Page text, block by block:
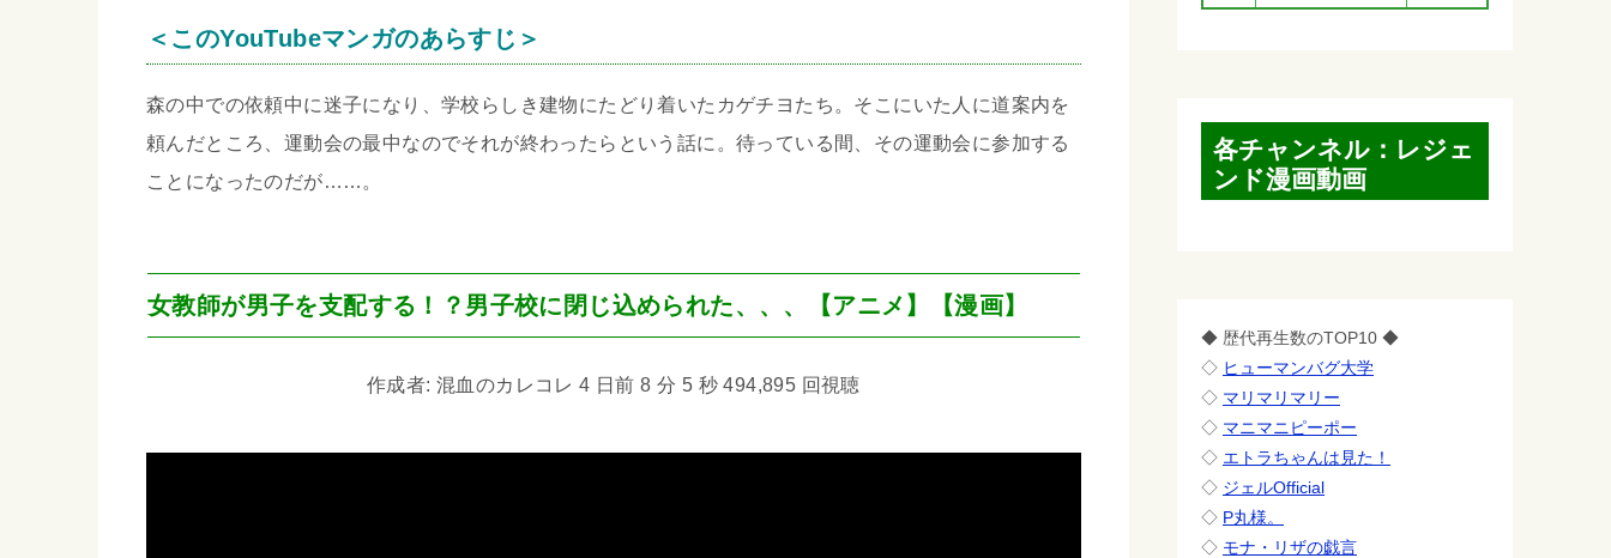
＜このYouTubeマンガのあらすじ＞
森の中での依頼中に迷子になり、学校らしき建物にたどり着いたカゲチヨたち。そこにいた人に道案内を
頼んだところ、運動会の最中なのでそれが終わったらという話に。待っている間、その運動会に参加する
ことになったのだが……。
女教師が男子を支配する！？男子校に閉じ込められた、、、【アニメ】【漫画】
作成者: 混血のカレコレ 4 日前 8 分 5 秒 494,895 回視聴
各チャンネル：レジェ
ンド漫画動画
◆ 歴代再生数のTOP10 ◆
◇ ヒューマンバグ大学
◇ マリマリマリー
◇ マニマニピーポー
◇ エトラちゃんは見た！
◇ ジェルOfficial
◇ P丸様。
◇ モナ・リザの戯言